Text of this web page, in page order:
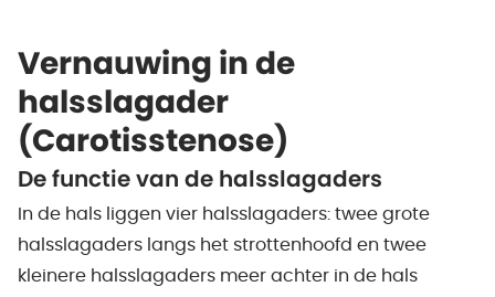
Vernauwing in de
halsslagader
(Carotisstenose)
De functie van de halsslagaders
In de hals liggen vier halsslagaders: twee grote
halsslagaders langs het strottenhoofd en twee
kleinere halsslagaders meer achter in de hals